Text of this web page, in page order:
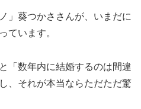
」葵つかささんが、いまだに
ています。
「数年内に結婚するのは間違
、それが本当ならただただ驚